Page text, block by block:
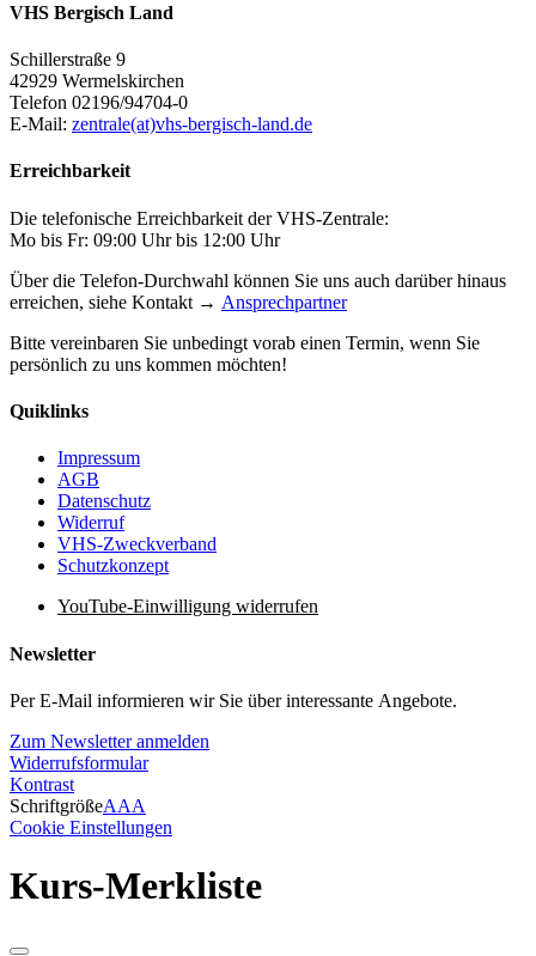
VHS Bergisch Land
Schillerstraße 9
42929 Wermelskirchen
Telefon 02196/94704-0
E-Mail: zentrale(at)vhs-bergisch-land.de
Erreichbarkeit
Die telefonische Erreichbarkeit der VHS-Zentrale:
Mo bis Fr: 09:00 Uhr bis 12:00 Uhr
Über die Telefon-Durchwahl können Sie uns auch darüber hinaus
erreichen, siehe Kontakt → Ansprechpartner
Bitte vereinbaren Sie unbedingt vorab einen Termin, wenn Sie
persönlich zu uns kommen möchten!
Quiklinks
Impressum
AGB
Datenschutz
Widerruf
VHS-Zweckverband
Schutzkonzept
YouTube-Einwilligung widerrufen
Newsletter
Per E-Mail informieren wir Sie über interessante Angebote.
Zum Newsletter anmelden
Widerrufsformular
Kontrast
SchriftgrößeAAA
Cookie Einstellungen
Kurs-Merkliste